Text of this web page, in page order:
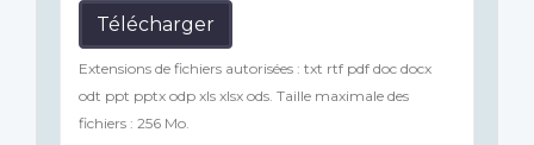
Télécharger
Extensions de fichiers autorisées : txt rtf pdf doc docx
odt ppt pptx odp xls xlsx ods. Taille maximale des
fichiers : 256 Mo.